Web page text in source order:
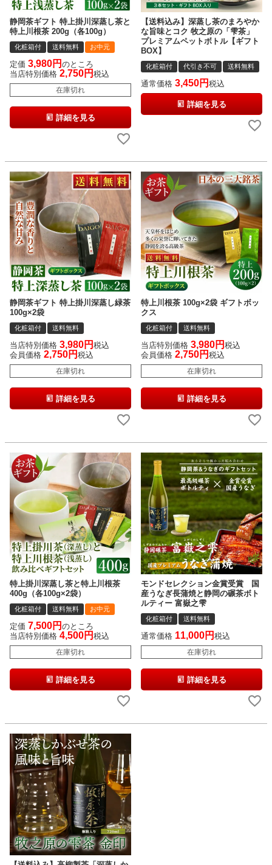
静岡茶ギフト 特上掛川深蒸し茶と
特上川根茶 200g（各100g）
化粧箱付 送料無料 お中元
定価 3,980
のところ
当店特別価格 2,750 税込
在庫切れ
詳細を見る
【送料込み】深蒸し茶のまろやか
な旨味とコク 牧之原の「雫茶」
プレミアムペットボトル【ギフト
BOX】
化粧箱付 代引き不可 送料無料
通常価格 3,450 税込
詳細を見る
静岡茶ギフト 特上掛川深蒸し緑茶
100g×2袋
化粧箱付 送料無料
当店特別価格 3,980
税込
会員価格 2,750 税込
在庫切れ
詳細を見る
特上川根茶 100g×2袋 ギフトボッ
クス
化粧箱付 送料無料
当店特別価格 3,980
税込
会員価格 2,750 税込
在庫切れ
詳細を見る
特上掛川深蒸し茶と特上川根茶
400g（各100g×2袋）
化粧箱付 送料無料 お中元
定価 7,500
のところ
当店特別価格 4,500 税込
在庫切れ
詳細を見る
モンドセレクション金賞受賞 国
産うなぎ長蒲焼と静岡の碾茶ボト
ルティー 富嶽之雫
化粧箱付 送料無料
通常価格 11,000 税込
在庫切れ
詳細を見る